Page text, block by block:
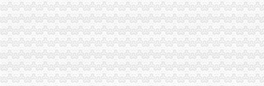
重庆两江新区新注册公司找代办机构办执照的好处_【公司注册服务】
重庆豪装饰工程有限公司两江新区分公司联系方式_信用报告_工商信
重庆银行股份有限公司两江新区支行联系方式_信用报告_工商信息-启
价代理重庆两江新区公司注册,工商税务全套惊价300元
【重庆两江新区其他商务服务信息】-重庆赶集网
渝两江新区：深改先行一步-两江新区官网
重庆两江新区新盛置业发展有限公司